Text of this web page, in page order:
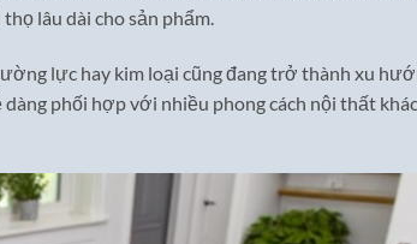
lâu dài cho sản phẩm.
lực hay kim loại cũng đang trở thành xu
phối hợp với nhiều phong cách nội thất khác